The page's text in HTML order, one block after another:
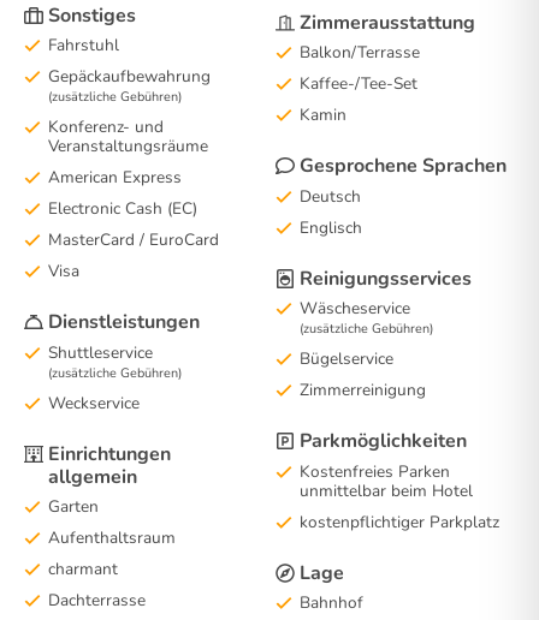
Sonstiges
Fahrstuhl
Gepäckaufbewahrung
(zusätzliche Gebühren)
Konferenz- und
Veranstaltungsräume
American Express
Electronic Cash (EC)
MasterCard / EuroCard
Visa
Dienstleistungen
Shuttleservice
(zusätzliche Gebühren)
Weckservice
Einrichtungen
allgemein
Garten
Aufenthaltsraum
charmant
Dachterrasse
Zimmerausstattung
Balkon/Terrasse
Kaffee-/Tee-Set
Kamin
Gesprochene Sprachen
Deutsch
Englisch
Reinigungsservices
Wäscheservice
(zusätzliche Gebühren)
Bügelservice
Zimmerreinigung
Parkmöglichkeiten
Kostenfreies Parken
unmittelbar beim Hotel
kostenpflichtiger Parkplatz
Lage
Bahnhof